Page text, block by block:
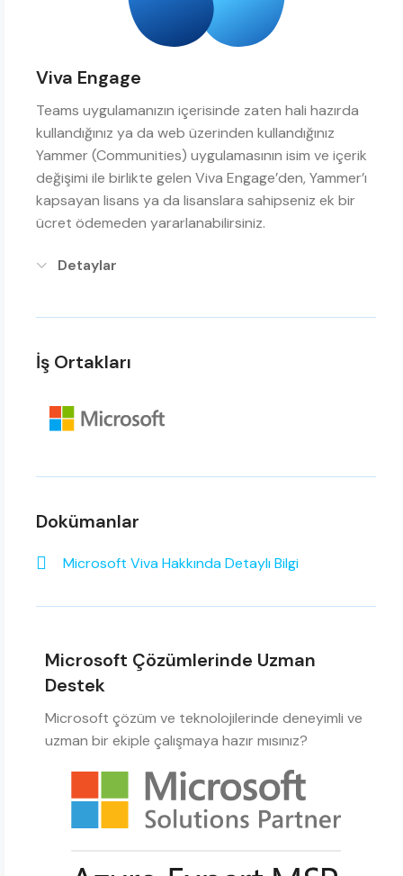
Viva Engage
Teams uygulamanızın içerisinde zaten hali hazırda
kullandığınız ya da web üzerinden kullandığınız
Yammer (Communities) uygulamasının isim ve içerik
değişimi ile birlikte gelen Viva Engage’den, Yammer’ı
kapsayan lisans ya da lisanslara sahipseniz ek bir
ücret ödemeden yararlanabilirsiniz.
Detaylar
İş Ortakları
Dokümanlar
Microsoft Viva Hakkında Detaylı Bilgi
Microsoft Çözümlerinde Uzman
Destek
Microsoft çözüm ve teknolojilerinde deneyimli ve
uzman bir ekiple çalışmaya hazır mısınız?